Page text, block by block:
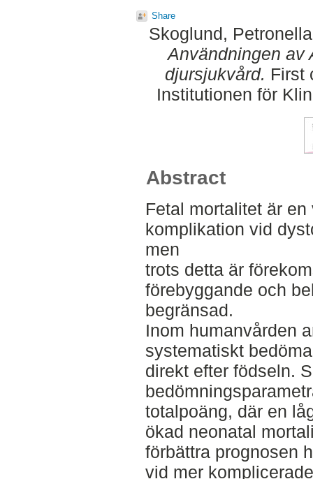
Share
Skoglund, Petronella
Användningen av
djursjukvård. First
Institutionen för
Abstract
Fetal mortalitet är
komplikation vid
men
trots detta är
förebyggande och
begränsad.
Inom humanvården
systematiskt
direkt efter födseln.
totalpoäng, där en
ökad neonatal
förbättra prognosen
vid mer